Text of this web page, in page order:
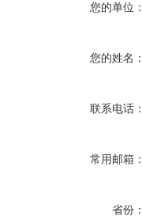
您的单位
您的姓名
联系电话
常用邮箱
省份